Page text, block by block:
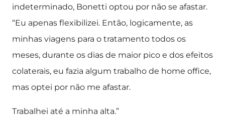
indeterminado, Bonetti optou por não se afastar.
“Eu apenas flexibilizei. Então, logicamente, as
minhas viagens para o tratamento todos os
meses, durante os dias de maior pico e dos efeitos
colaterais, eu fazia algum trabalho de home office,
mas optei por não me afastar.
Trabalhei até a minha alta.”